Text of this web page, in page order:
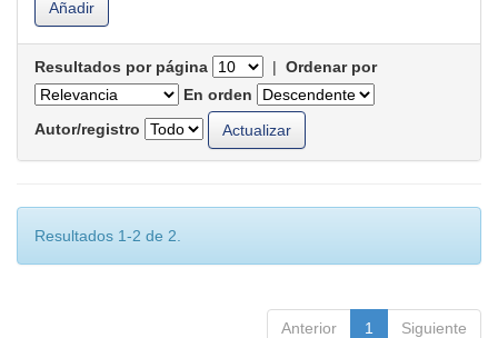
Resultados por página | Ordenar por
En orden
Autor/registro
Resultados 1-2 de 2.
Anterior 1 Siguiente